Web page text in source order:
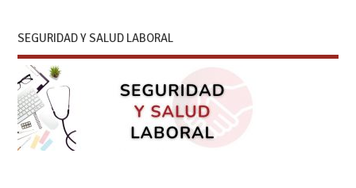
SEGURIDAD Y SALUD LABORAL